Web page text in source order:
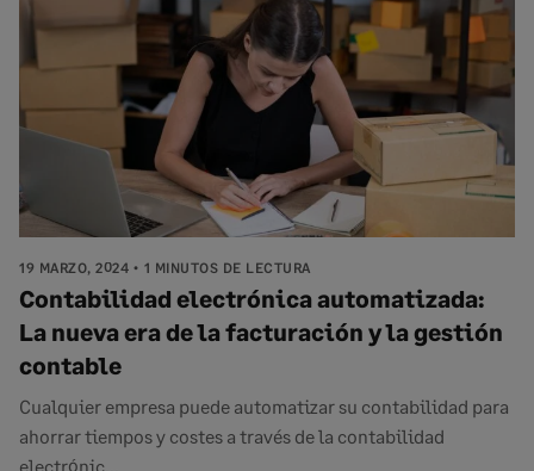
19 MARZO, 2024 1 MINUTOS DE LECTURA
Contabilidad electrónica automatizada:
La nueva era de la facturación y la gestión
contable
Cualquier empresa puede automatizar su contabilidad para
ahorrar tiempos y costes a través de la contabilidad
electrónic...